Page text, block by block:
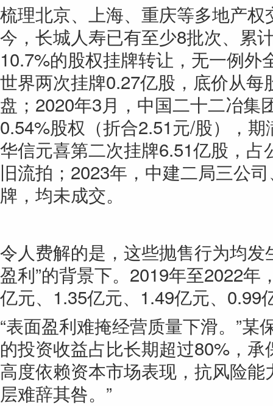
梳理北京、上海、重庆等多地产
今，长城人寿已有至少8批次、累
10.7%的股权挂牌转让，无一例外
世界两次挂牌0.27亿股，底价从
盘；2020年3月，中国二十二冶集
0.54%股权（折合2.51元/股），
华信元喜第二次挂牌6.51亿股，
旧流拍；2023年，中建二局三公
牌，均未成交。
令人费解的是，这些抛售行为均
盈利”的背景下。2019年至2022年
亿元、1.35亿元、1.49亿元、0.99
“表面盈利难掩经营质量下滑。”某
的投资收益占比长期超过80%，
高度依赖资本市场表现，抗风险
层难辞其咎。”